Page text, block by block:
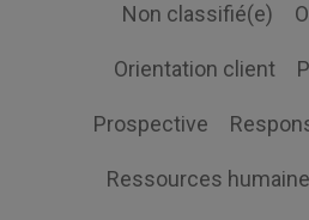
Non classifié(e)
Orientation client
Prospective
Ressources